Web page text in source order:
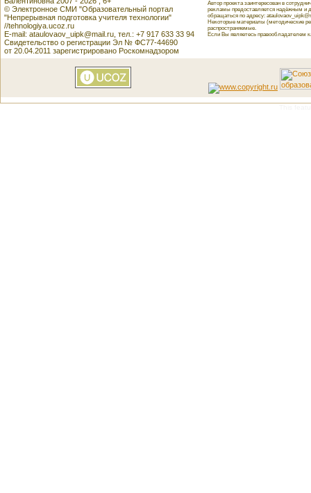
© Электронное СМИ "Образовательный портал
"Непрерывная подготовка учителя технологии"
//tehnologiya.ucoz.ru
E-mail: ataulovaov_uipk@mail.ru, тел.: +7 917 633 33 94
Свидетельство о регистрации Эл № ФС77-44690
от 20.04.2011 зарегистрировано Роскомнадзором
Автор проекта заинтересован в
рекламы предоставляется надёжным и
обращаться по адресу:
Некоторые материалы (методические
распространяемые.
Если Вы являетесь правообладателем